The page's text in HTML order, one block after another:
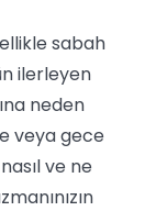
sabah
ilerleyen
neden
veya gece
ve ne